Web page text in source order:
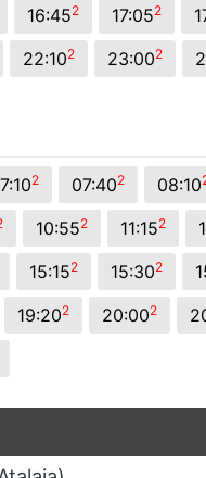
16:452 17:052
22:102 23:002
2 07:402 08:10
10:552 11:152
15:152 15:302
19:202 20:002